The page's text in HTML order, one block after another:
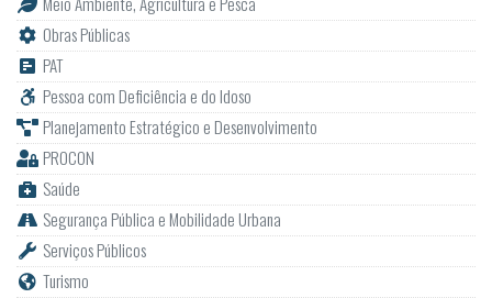
Obras Públicas
PAT
Pessoa com Deficiência e do Idoso
Planejamento Estratégico e Desenvolvimento
PROCON
Saúde
Segurança Pública e Mobilidade Urbana
Serviços Públicos
Turismo